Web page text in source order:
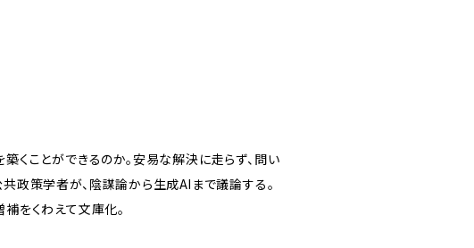
くことができるのか。安易な解決に走らず、問い
政策学者が、陰謀論から生成AIまで議論する。
をくわえて文庫化。